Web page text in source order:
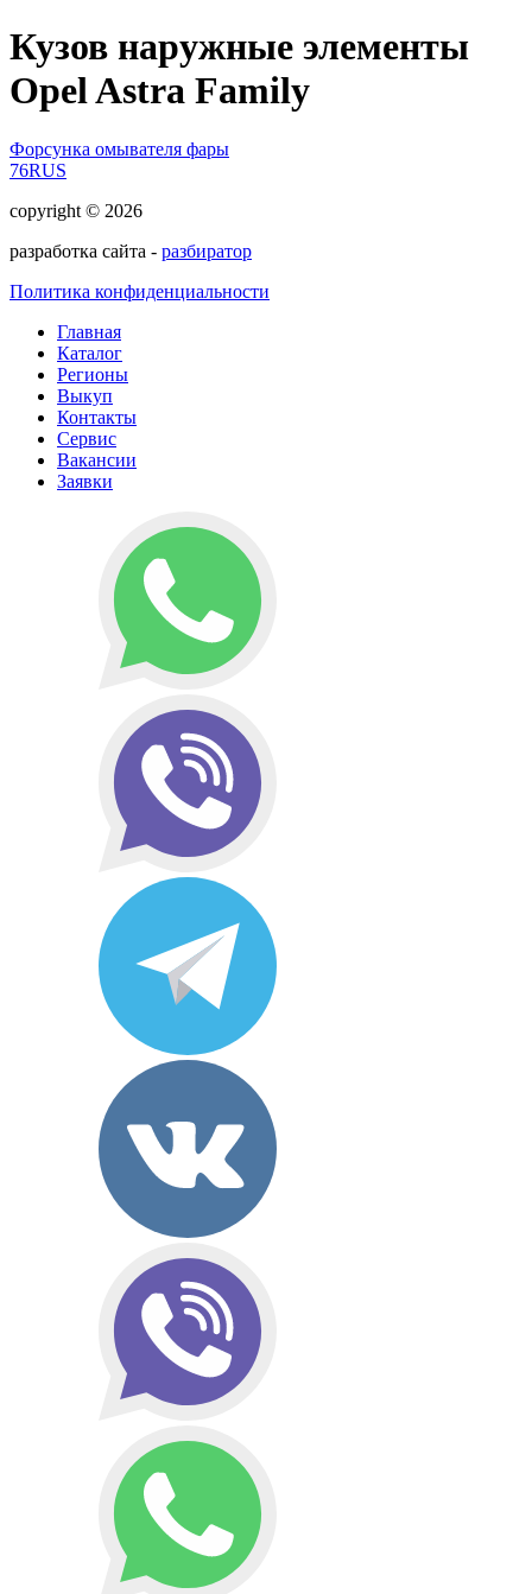
Кузов наружные элементы
Opel Astra Family
Форсунка омывателя фары
76RUS
copyright © 2026
разработка сайта - разбиратор
Политика конфиденциальности
Главная
Каталог
Регионы
Выкуп
Контакты
Сервис
Вакансии
Заявки